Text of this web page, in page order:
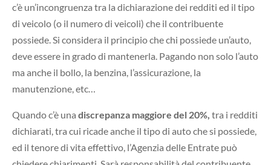
c’è un’incongruenza tra la dichiarazione dei redditi ed il tipo
di veicolo (o il numero di veicoli) che il contribuente
possiede. Si considera il principio che chi possiede un’auto,
deve essere in grado di mantenerla. Pagando non solo l’auto
ma anche il bollo, la benzina, l’assicurazione, la
manutenzione, etc…
Quando c’è una discrepanza maggiore del 20%, tra i redditi
dichiarati, tra cui ricade anche il tipo di auto che si possiede,
ed il tenore di vita effettivo, l’Agenzia delle Entrate può